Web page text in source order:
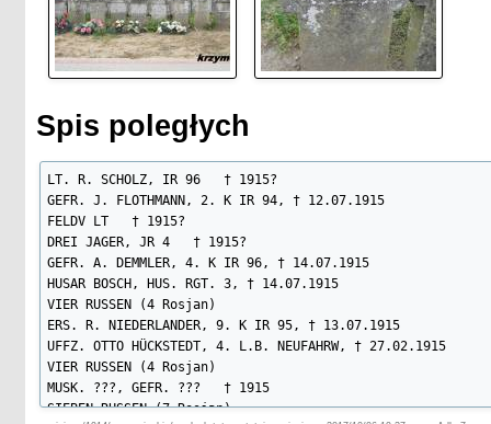
Spis poległych
LT. R. SCHOLZ, IR 96   † 1915?
GEFR. J. FLOTHMANN, 2. K IR 94, † 12.07.1915
FELDV LT   † 1915?
DREI JAGER, JR 4   † 1915?
GEFR. A. DEMMLER, 4. K IR 96, † 14.07.1915
HUSAR BOSCH, HUS. RGT. 3, † 14.07.1915
VIER RUSSEN (4 Rosjan)
ERS. R. NIEDERLANDER, 9. K IR 95, † 13.07.1915
UFFZ. OTTO HÜCKSTEDT, 4. L.B. NEUFAHRW, † 27.02.1915
VIER RUSSEN (4 Rosjan)
MUSK. ???, GEFR. ???   † 1915
SIEBEN RUSSEN (7 Rosjan)